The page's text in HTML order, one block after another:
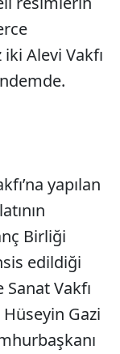
Alevi Vakfı
yapılan
Birliği
edildiği
Vakfı
Gazi